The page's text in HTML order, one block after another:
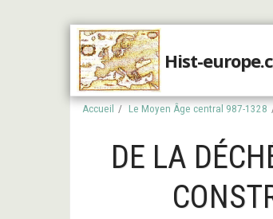
Hist-
Accueil Le Moyen Âge central 987-1328
DE LA